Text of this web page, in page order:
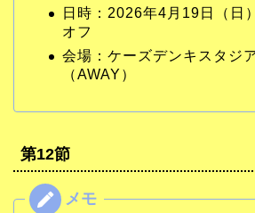
日時：2026年4月19日（日
オフ
会場：ケーズデンキスタジ
（AWAY）
第12節